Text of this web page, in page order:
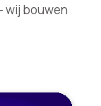
wij bouwen